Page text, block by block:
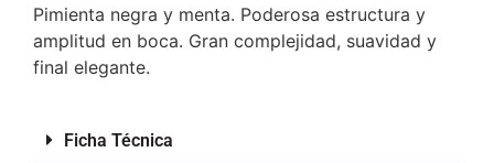
Pimienta negra y menta. Poderosa estructura y
amplitud en boca. Gran complejidad, suavidad y
final elegante.
Ficha Técnica